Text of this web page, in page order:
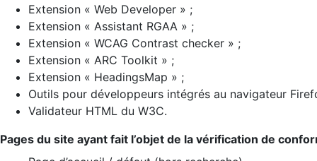
Extension « Web Developer » ;
Extension « Assistant RGAA » ;
Extension « WCAG Contrast checker » ;
Extension « ARC Toolkit » ;
Extension « HeadingsMap » ;
Outils pour développeurs intégrés au navigateur
Validateur HTML du W3C.
Pages du site ayant fait l’objet de la vérification de